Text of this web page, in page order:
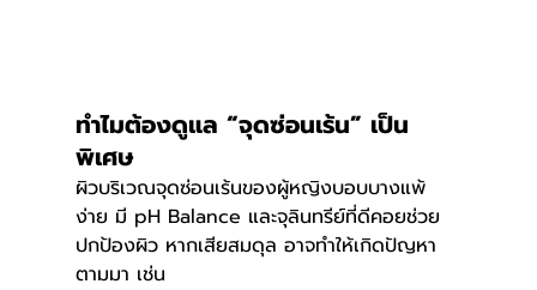
ทำไมต้องดูแล “จุดซ่อนเร้น” เป็น
พิเศษ
ผิวบริเวณจุดซ่อนเร้นของผู้หญิงบอบบางแพ้
ง่าย มี pH Balance และจุลินทรีย์ที่ดีคอยช่วย
ปกป้องผิว หากเสียสมดุล อาจทำให้เกิดปัญหา
ตามมา เช่น